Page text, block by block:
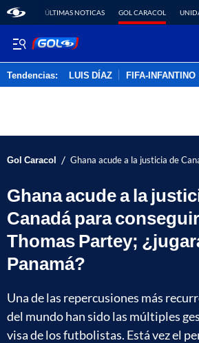
ÚLTIMAS NOTICAS GOL CARACOL
Tendencias: LUIS DÍAZ FIFA-INFANTINO
Gol Caracol / Ghana acude a la justicia de
Ghana acude a la
Canadá para
Thomas Partey;
Panamá?
Una de las repercusiones más
del mundo han sido las múltiples
visa de los futbolistas. Está vez el